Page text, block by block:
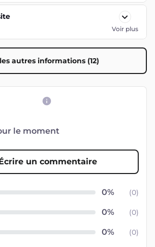
Voir plus
autres informations (12)
le moment
un commentaire
(0)
(0)
(0)